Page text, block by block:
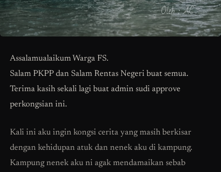
Assalamualaikum Warga FS.
Salam PKPP dan Salam Rentas Negeri buat semua.
Terima kasih sekali lagi buat admin sudi approve
perkongsian ini.
Kali ini aku ingin kongsi cerita yang masih berkisar
dengan kehidupan atuk dan nenek aku di kampung.
Kampung nenek aku ni agak mendamaikan sebab